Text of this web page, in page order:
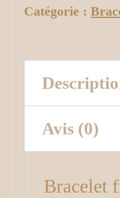
Catégorie :
Avis (0)
Bracelet